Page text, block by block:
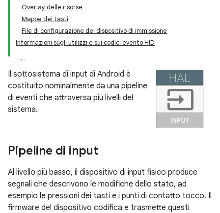
Overlay delle risorse
Mappe dei tasti
File di configurazione del dispositivo di immissione
Informazioni sugli utilizzi e sui codici evento HID
Il sottosistema di input di Android è
costituito nominalmente da una pipeline
di eventi che attraversa più livelli del
sistema.
Pipeline di input
Al livello più basso, il dispositivo di input fisico produce
segnali che descrivono le modifiche dello stato, ad
esempio le pressioni dei tasti e i punti di contatto tocco. Il
firmware del dispositivo codifica e trasmette questi